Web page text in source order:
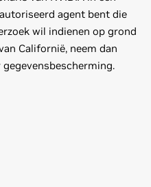
agent bent die
wil indienen op grond
Californië, neem dan